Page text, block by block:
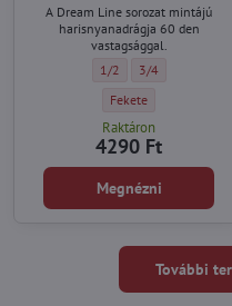
A Dream Line sorozat mintájú
harisnyanadrágja 60 den
vastagsággal.
Mintás harisnyanadrág
1/2 Mintás
3/4
Mintás
Fekete
Raktáron
4290 Ft
Megnézni
További